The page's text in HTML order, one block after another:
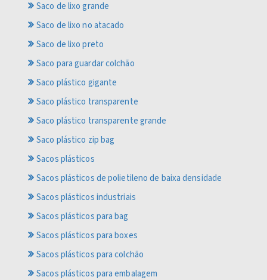
Saco de lixo grande
Saco de lixo no atacado
Saco de lixo preto
Saco para guardar colchão
Saco plástico gigante
Saco plástico transparente
Saco plástico transparente grande
Saco plástico zip bag
Sacos plásticos
Sacos plásticos de polietileno de baixa densidade
Sacos plásticos industriais
Sacos plásticos para bag
Sacos plásticos para boxes
Sacos plásticos para colchão
Sacos plásticos para embalagem